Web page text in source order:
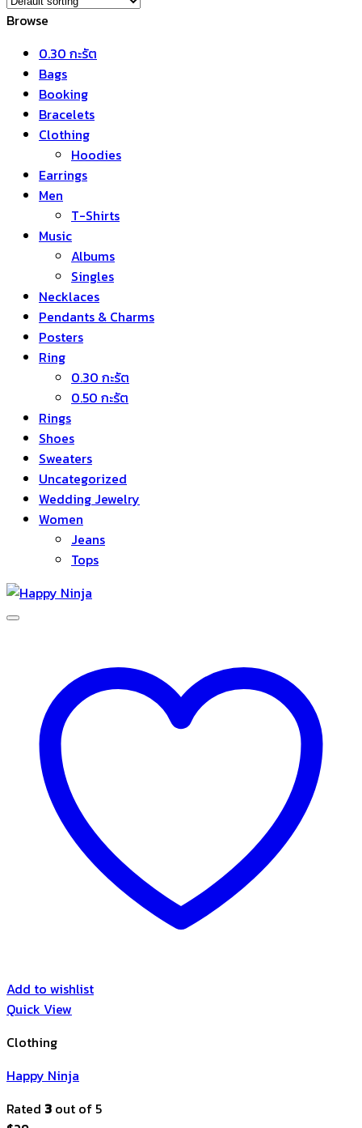
Browse
0.30 กะรัต
Bags
Booking
Bracelets
Clothing
Hoodies
Earrings
Men
T-Shirts
Music
Albums
Singles
Necklaces
Pendants & Charms
Posters
Ring
0.30 กะรัต
0.50 กะรัต
Rings
Shoes
Sweaters
Uncategorized
Wedding Jewelry
Women
Jeans
Tops
Add to wishlist
Quick View
Clothing
Happy Ninja
Rated 3 out of 5